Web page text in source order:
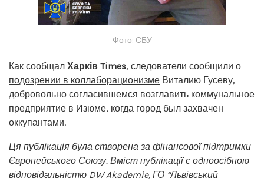
Фото: СБУ
Как сообщал Харків Times, следователи сообщили о
подозрении в коллаборационизме Виталию Гусеву,
добровольно согласившемся возглавить коммунальное
предприятие в Изюме, когда город был захвачен
оккупантами.
Ця публікація була створена за фінансової підтримки
Європейського Союзу. Вміст публікації є одноосібною
відповідальністю DW Akademie, ГО “Львівський